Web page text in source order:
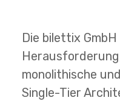
Die bilettix
monolithische
Single-Tier